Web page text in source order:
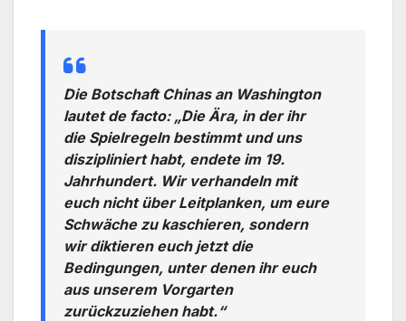
Die Botschaft Chinas an Washington
lautet de facto: „Die Ära, in der ihr
die Spielregeln bestimmt und uns
diszipliniert habt, endete im 19.
Jahrhundert. Wir verhandeln mit
euch nicht über Leitplanken, um eure
Schwäche zu kaschieren, sondern
wir diktieren euch jetzt die
Bedingungen, unter denen ihr euch
aus unserem Vorgarten
zurückzuziehen habt.“